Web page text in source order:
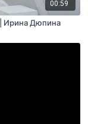
00:59
| Ирина Дюпина